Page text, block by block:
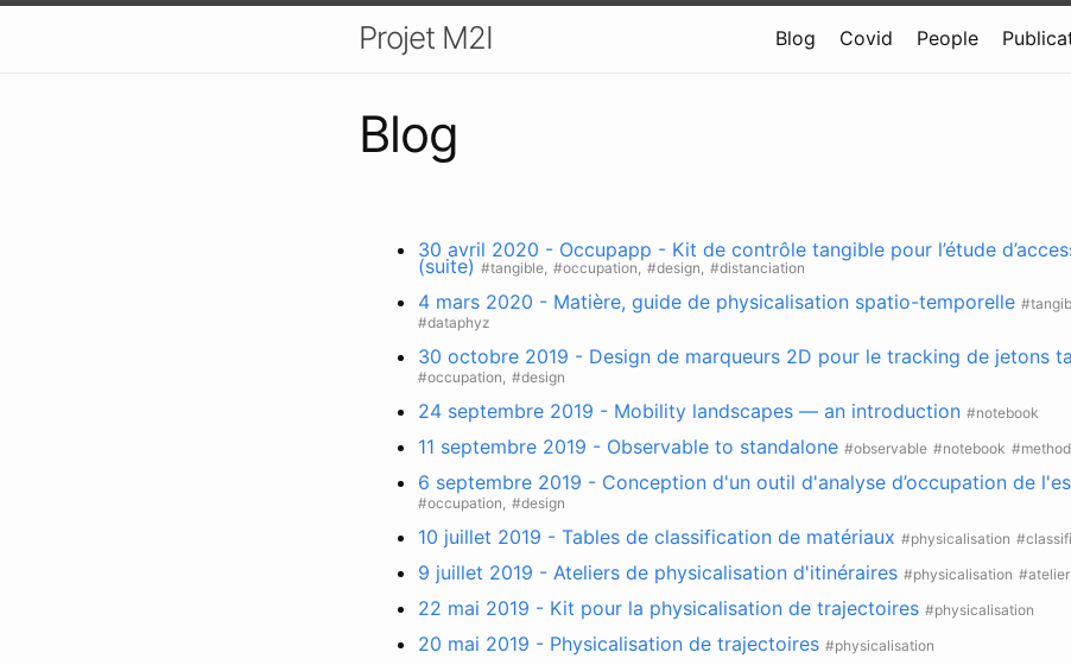
Projet M2I Blog Covid People
Blog
30 avril 2020 - Occupapp - Kit de contrôle tangible pour l’étude
(suite) #tangible, #occupation, #design, #distanciation
4 mars 2020 - Matière, guide de physicalisation spatio-temporelle
#dataphyz
30 octobre 2019 - Design de marqueurs 2D pour le tracking de jetons
#occupation, #design
24 septembre 2019 - Mobility landscapes — an introduction #notebook
11 septembre 2019 - Observable to standalone #observable #notebook
6 septembre 2019 - Conception d'un outil d'analyse d’occupation de
#occupation, #design
10 juillet 2019 - Tables de classification de matériaux #physicalisation
9 juillet 2019 - Ateliers de physicalisation d'itinéraires #physicalisation #atelier
22 mai 2019 - Kit pour la physicalisation de trajectoires #physicalisation
20 mai 2019 - Physicalisation de trajectoires #physicalisation